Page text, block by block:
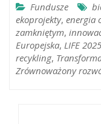
Fundusze
ekoprojekty, energia
zamkniętym,
Europejska, LIFE 2025
recykling,
Zrównoważony